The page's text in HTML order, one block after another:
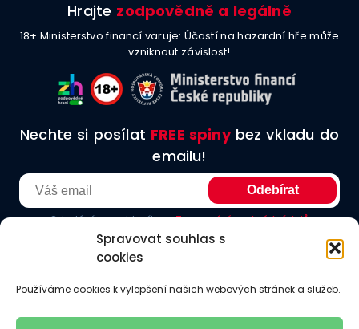
Spravovat souhlas s
cookies
Používáme cookies k vylepšení našich webových stránek a služeb.
Hrajte zodpovědně a legálně
18+ Ministerstvo financí varuje: Účastí na hazardní hře může
vzniknout závislost!
Nechte si posílat FREE spinybez vkladu do
emailu!
Odesláním souhlasíte seZpracování osobních údajů
Jak hodnotíme
Odkazy Kontakt